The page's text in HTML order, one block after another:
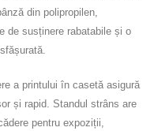
din polipropilen,
de susținere rabatabile și o
a printului în casetă asigură
și rapid. Standul strâns are
pentru expoziții,